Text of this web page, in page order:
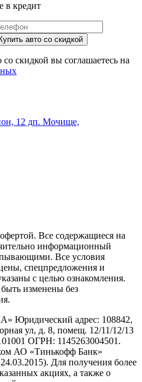
в кредит
Купить авто со скидкой
скидкой вы соглашаетесь на
12 дп. Мочище,
Все содержащиеся на
информационный
Все условия
спецпредложения и
с целью ознакомления.
изменены без
адрес: 108842,
ул, д. 8, помещ. 12/11/12/13
ОГРН: 1145263004501.
АО «Тинькофф Банк»
Для получения более
акциях, а также о